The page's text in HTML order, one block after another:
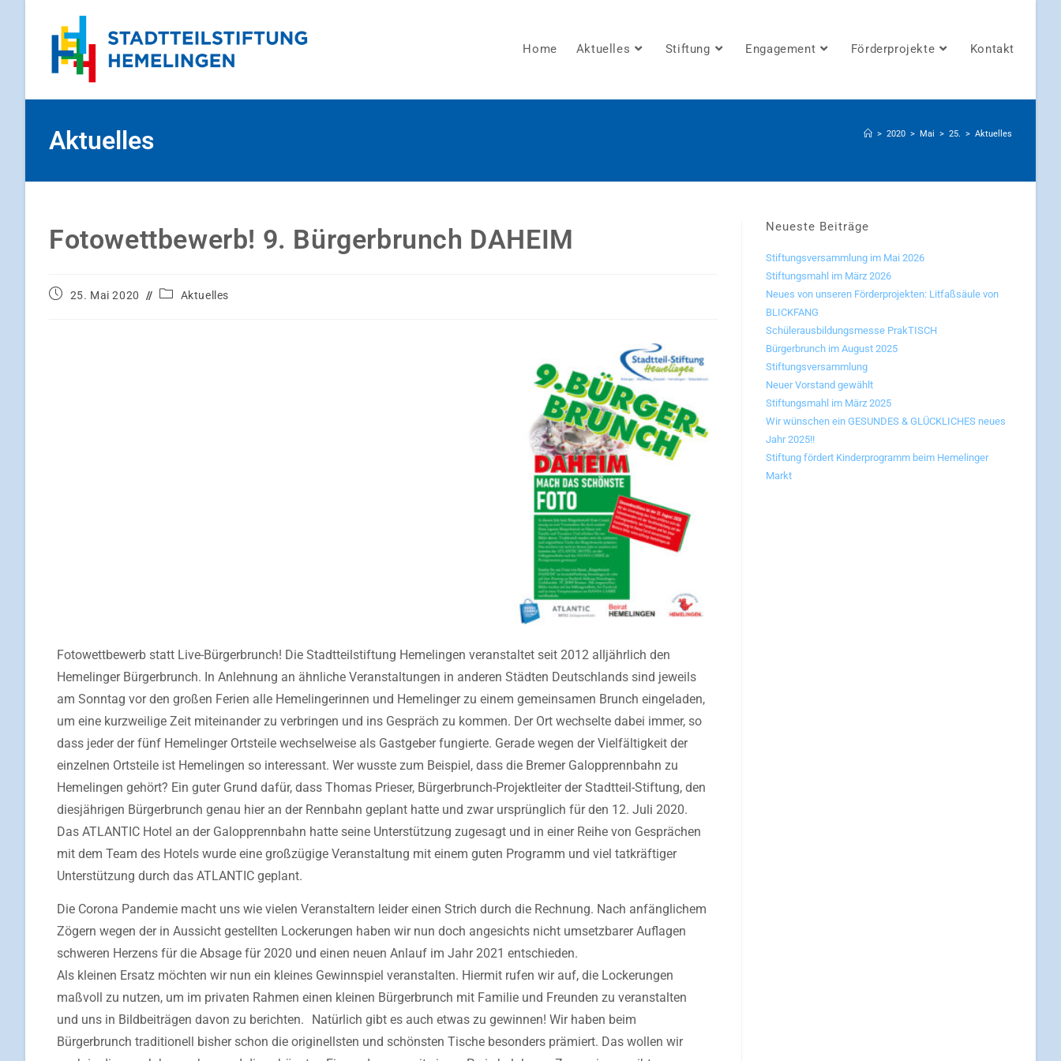
Home Aktuelles Stiftung Engagement Förderprojekte Kontakt
Aktuelles > 2020 > Mai > 25. > Aktuelles
Fotowettbewerb! 9. Bürgerbrunch DAHEIM
25. Mai 2020 Aktuelles
Fotowettbewerb statt Live-Bürgerbrunch! Die Stadtteilstiftung Hemelingen veranstaltet seit 2012 alljährlich den
Hemelinger Bürgerbrunch. In Anlehnung an ähnliche Veranstaltungen in anderen Städten Deutschlands sind jeweils
am Sonntag vor den großen Ferien alle Hemelingerinnen und Hemelinger zu einem gemeinsamen Brunch eingeladen,
um eine kurzweilige Zeit miteinander zu verbringen und ins Gespräch zu kommen. Der Ort wechselte dabei immer, so
dass jeder der fünf Hemelinger Ortsteile wechselweise als Gastgeber fungierte. Gerade wegen der Vielfältigkeit der
einzelnen Ortsteile ist Hemelingen so interessant. Wer wusste zum Beispiel, dass die Bremer Galopprennbahn zu
Hemelingen gehört? Ein guter Grund dafür, dass Thomas Prieser, Bürgerbrunch-Projektleiter der Stadtteil-Stiftung, den
diesjährigen Bürgerbrunch genau hier an der Rennbahn geplant hatte und zwar ursprünglich für den 12. Juli 2020.
Das ATLANTIC Hotel an der Galopprennbahn hatte seine Unterstützung zugesagt und in einer Reihe von Gesprächen
mit dem Team des Hotels wurde eine großzügige Veranstaltung mit einem guten Programm und viel tatkräftiger
Unterstützung durch das ATLANTIC geplant.
Die Corona Pandemie macht uns wie vielen Veranstaltern leider einen Strich durch die Rechnung. Nach anfänglichem
Zögern wegen der in Aussicht gestellten Lockerungen haben wir nun doch angesichts nicht umsetzbarer Auflagen
schweren Herzens für die Absage für 2020 und einen neuen Anlauf im Jahr 2021 entschieden.
Als kleinen Ersatz möchten wir nun ein kleines Gewinnspiel veranstalten. Hiermit rufen wir auf, die Lockerungen
maßvoll zu nutzen, um im privaten Rahmen einen kleinen Bürgerbrunch mit Familie und Freunden zu veranstalten
und uns in Bildbeiträgen davon zu berichten. Natürlich gibt es auch etwas zu gewinnen! Wir haben beim
Bürgerbrunch traditionell bisher schon die originellsten und schönsten Tische besonders prämiert. Das wollen wir
Neueste Beiträge
Stiftungsversammlung im Mai 2026
Stiftungsmahl im März 2026
Neues von unseren Förderprojekten: Litfaßsäule von
BLICKFANG
Schülerausbildungsmesse PrakTISCH
Bürgerbrunch im August 2025
Stiftungsversammlung
Neuer Vorstand gewählt
Stiftungsmahl im März 2025
Wir wünschen ein GESUNDES & GLÜCKLICHES neues
Jahr 2025!!
Stiftung fördert Kinderprogramm beim Hemelinger
Markt